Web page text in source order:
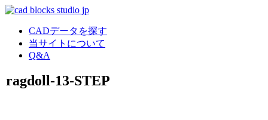
CADデータを探す
当サイトについて
Q&A
ragdoll-13-STEP